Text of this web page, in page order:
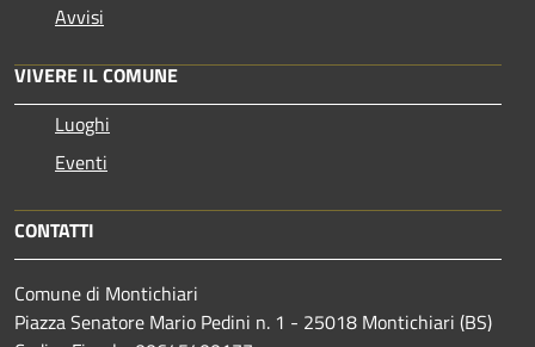
Avvisi
VIVERE IL COMUNE
Luoghi
Eventi
CONTATTI
Comune di Montichiari
Piazza Senatore Mario Pedini n. 1 - 25018 Montichiari (BS)